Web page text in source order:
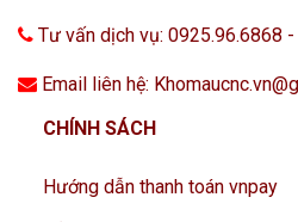
Tư vấn dịch vụ: 0925.96.6868
Email liên hệ:
CHÍNH SÁCH
Hướng dẫn thanh toán vnpay